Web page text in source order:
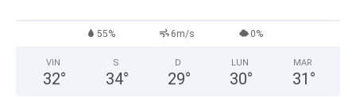
55% 6m/s 0%
VIN
32°
S
34°
D
29°
LUN
30°
MAR
31 °